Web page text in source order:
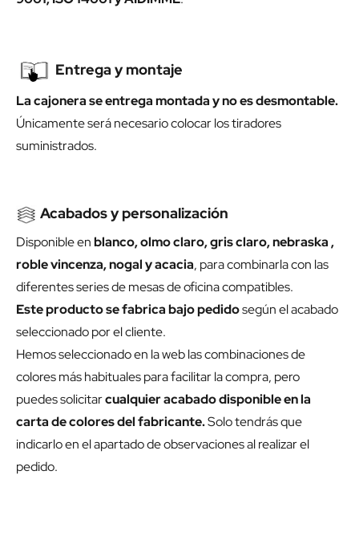
Entrega y montaje
La cajonera se entrega montada y no es desmontable.
Únicamente será necesario colocar los tiradores
suministrados.
Acabados y personalización
Disponible enblanco, olmo claro, gris claro, nebraska ,
roble vincenza, nogal y acacia, para combinarla con las
diferentes series de mesas de oficina compatibles.
Este producto se fabrica bajo pedidosegún el acabado
seleccionado por el cliente.
Hemos seleccionado en la web las combinaciones de
colores más habituales para facilitar la compra, pero
puedes solicitarcualquier acabado disponible en la
carta de colores del fabricante.Solo tendrás que
indicarlo en el apartado de observaciones al realizar el
pedido.